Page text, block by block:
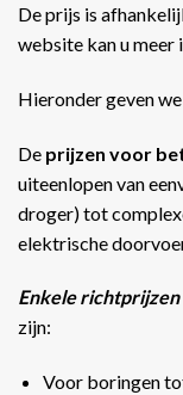
De prijs is
website kan u
Hieronder geven
De prijzen voor
uiteenlopen van
droger) tot
elektrische
Enkele richtprijzen
zijn:
Voor boringen